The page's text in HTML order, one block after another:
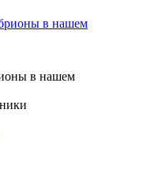
в нашем